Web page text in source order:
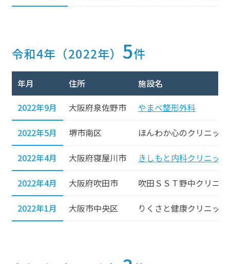
令和4年（2022年） 5件
年月 住所 施設名
2022年9月 大阪府泉佐野市 やまべ整形外科
2022年5月 堺市南区 ほんわか心のクリニック
2022年4月 大阪府寝屋川市 きしもと内科クリニック
2022年4月 大阪府吹田市 吹田ＳＳＴ野中クリニ
2022年1月 大阪市中央区 りくさと健康クリニック